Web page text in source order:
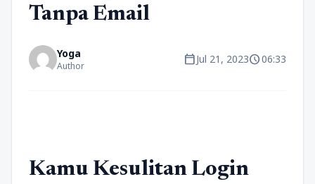
Tanpa Email
Yoga
Author calendar_todayJul 21, 2023schedule06:33
Kamu Kesulitan Login